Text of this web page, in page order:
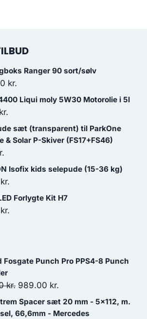
Ranger 90 sort/sølv
kr.
Liqui moly 5W30 Motorolie i 5l
kr.
sæt (transparent) til ParkOne
& Solar P-Skiver (FS17+FS46)
Isofix kids selepude (15-36 kg)
kr.
Forlygte Kit H7
kr.
Fosgate Punch Pro PPS4-8 Punch
kr. Den
oprindelige
pris
989.00 kr.
aktuelle
pris
Spacer sæt 20 mm - 5x112, m.
66,6mm - Mercedes